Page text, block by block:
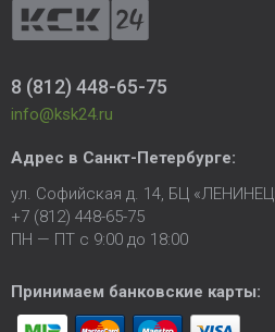
8 (812) 448-65-75
info@ksk24.ru
Адрес в Санкт-Петербурге:
ул. Софийская д. 14, БЦ
+7 (812) 448-65-75
ПН — ПТ с 9:00 до 18:00
Принимаем банковские карты: